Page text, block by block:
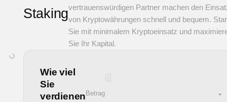
Stakingvertrauenswürdigen Partner machen den
von Kryptowährungen schnell und bequem.
Sie mit minimalem Kryptoeinsatz und
Sie Ihr Kapital.
Wie viel
Sie
verdienen Betrag